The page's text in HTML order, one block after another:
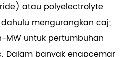
atau polyelectrolyte
mengurangkan caj;
MW untuk pertumbuhan
Dalam banyak enapcemar